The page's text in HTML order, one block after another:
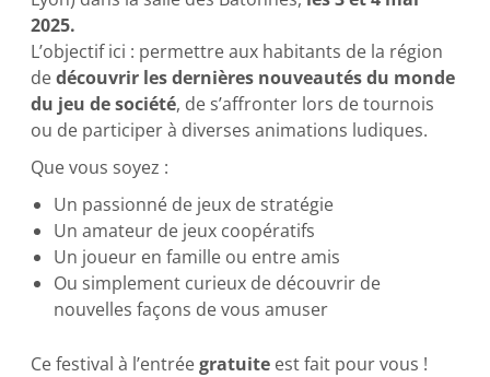
2025.
L’objectif ici : permettre aux habitants de la région
dedécouvrir les dernières nouveautés du monde
du jeu de société, de s’affronter lors de tournois
ou de participer à diverses animations ludiques.
Que vous soyez :
Un passionné de jeux de stratégie
Un amateur de jeux coopératifs
Un joueur en famille ou entre amis
Ou simplement curieux de découvrir de
nouvelles façons de vous amuser
Ce festival à l’entréegratuite est fait pour vous !